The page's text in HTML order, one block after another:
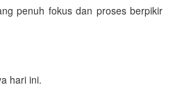
penuh fokus dan proses berpikir
hari ini.